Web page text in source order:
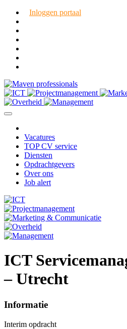
Inloggen portaal
Vacatures
TOP CV service
Diensten
Opdrachtgevers
Over ons
Job alert
ICT
– Utrecht
Informatie
Interim opdracht